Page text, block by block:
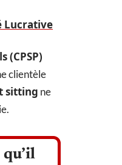
Lucrative
(CPSP)
clientèle
sitting ne